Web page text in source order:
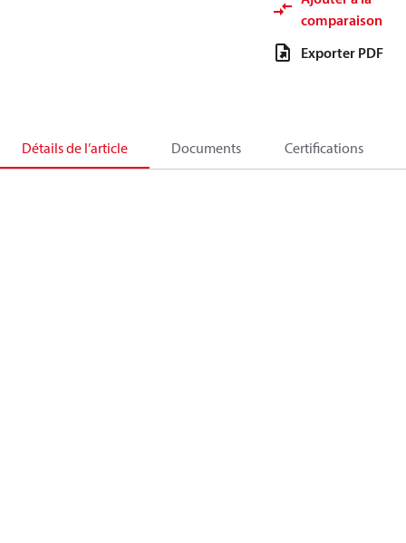
comparaison
Exporter PDF
Détails de l’article Documents Certifications